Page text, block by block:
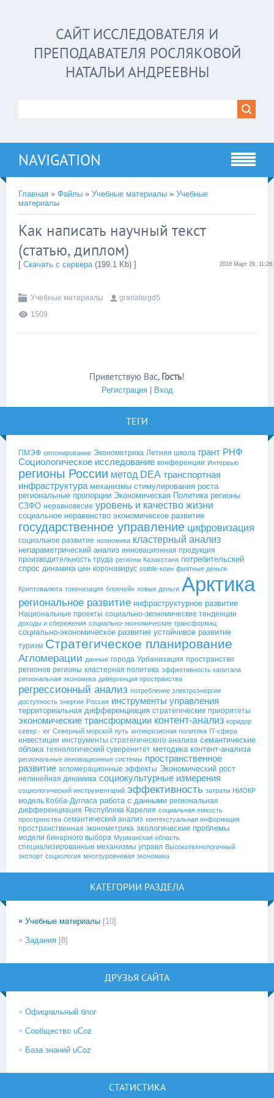
САЙТ ИССЛЕДОВАТЕЛЯ И
ПРЕПОДАВАТЕЛЯ РОСЛЯКОВОЙ
НАТАЛЬИ АНДРЕЕВНЫ
NAVIGATION
Главная » Файлы » Учебные материалы » Учебные
материалы
Как написать научный текст
(статью, диплом)
[ Скачать с сервера(199.1 Kb) ] 2018 Март 29, 11:26
Учебные материалы
granatargd5
1509
Приветствую Вас, Гость!
Регистрация| Вход
ТЕГИ
ПМЭФ оппонирование Эконометрика Летняя школа грант РНФ
Социологическое исследование конференции Интервью
регионы России метод DEA транспортная
инфраструктура механизмы стимулирования роста
региональные пропорции Экономическая Политика регионы
СЗФО неравновесие уровень и качество жизни
социальное неравенство экономическое развитие
государственное управление цифровизация
социальное развитие ноономика кластерный анализ
непараметрический анализ инновационная продукция
производительность труда регионы Казахстана потребительский
спрос динамика цен коронавирус stable-коин фиатные деньги
Криптовалюта токенизация блокчейн новые деньги Арктика
региональное развитие инфраструктурное развитие
Национальные проекты социально-экономические тенденции
доходы и сбережения социально-экономические трансформац
социально-экономическое развитие устойчивое развитие
туризм Стратегическое планирование
Агломерации данные города Урбанизация пространство
регионов регионы кластерная политика эффективность капитала
региональная экономика дивергенция пространства
регрессионный анализ потребление электроэнергии
доступность энергии Россия инструменты управления
территориальная дифференциация стратегические приоритеты
экономические трансформации контент-анализ коридор
север - юг Северный морской путь антикризисная политика IT-сфера
инвестиции инструменты стратегического анализа семантические
облака технологический суверенитет методика контент-анализа
региональные инновационные системы пространственное
развитие агломерационные эффекты Экономический рост
нелинейная динамика социокультурные измерения
социологический инструментарий эффективность затраты НИОКР
модель Кобба-Дугласа работа с данными региональная
дифференциация Республика Карелия социальная емкость
пространства семантический анализ контекстуальная информация
пространственная эконометрика экологические проблемы
модели бинарного выбора Мурманская область
специализированные механизмы управл Высокотехнологичный
экспорт социология многоуровневая экономика
КАТЕГОРИИ РАЗДЕЛА
Учебные материалы [10]
Задания [8]
ДРУЗЬЯ САЙТА
Официальный блог
Сообщество uCoz
База знаний uCoz
СТАТИСТИКА